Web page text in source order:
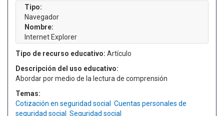
Tipo:
Navegador
Nombre:
Internet Explorer
Tipo de recurso educativo: Artículo
Descripción del uso educativo:
Abordar por medio de la lectura de comprensión
Temas:
Cotización en seguridad social
Cuentas personales de
seguridad social
Seguridad social